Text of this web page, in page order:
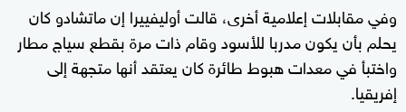
وفي مقابلات إعلامية أخرى، قالت أوليفييرا إن ماتشادو كان
يحلم بأن يكون مدربا للأسود وقام ذات مرة بقطع سياج مطار
واختبأ في معدات هبوط طائرة كان يعتقد أنها متجهة إلى
إفريقيا.